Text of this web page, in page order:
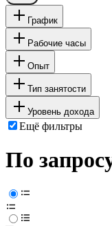
График
Рабочие часы
Опыт
Тип занятости
Уровень дохода
Ещё фильтры
По